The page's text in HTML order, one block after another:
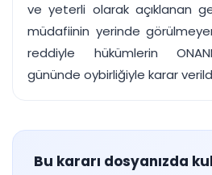
ve yeterli olarak açıklanan
müdafiinin yerinde
reddiyle hükümlerin
gününde oybirliğiyle karar
Bu kararı dosyanızda